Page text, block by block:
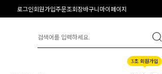
로그인회원가입주문조회장바구니 마이페이지
3초 회원가입